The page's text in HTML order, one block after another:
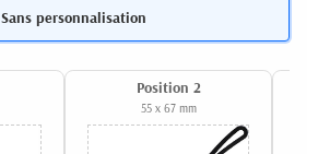
Sans personnalisation
Position 2
55 x 67 mm